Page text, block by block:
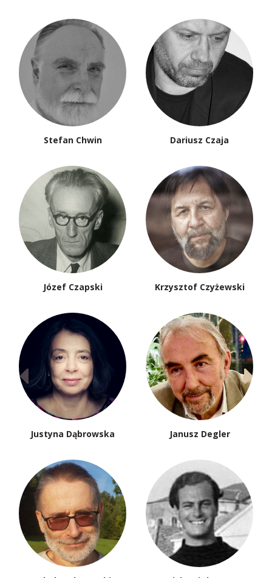
Stefan Chwin Dariusz Czaja
Józef Czapski Krzysztof Czyżewski
Justyna Dąbrowska Janusz Degler